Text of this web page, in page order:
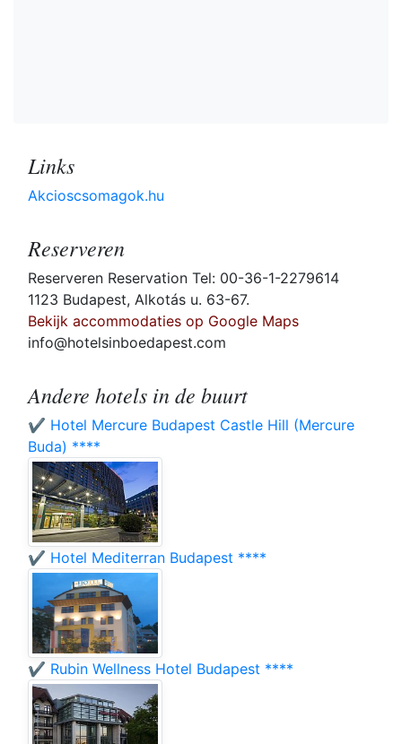
Links
Akcioscsomagok.hu
Reserveren
Reserveren Reservation Tel: 00-36-1-2279614
1123 Budapest, Alkotás u. 63-67.
Bekijk accommodaties op Google Maps
info@hotelsinboedapest.com
Andere hotels in de buurt
✔️ Hotel Mercure Budapest Castle Hill (Mercure
Buda) ****
✔️ Hotel Mediterran Budapest ****
✔️ Rubin Wellness Hotel Budapest ****